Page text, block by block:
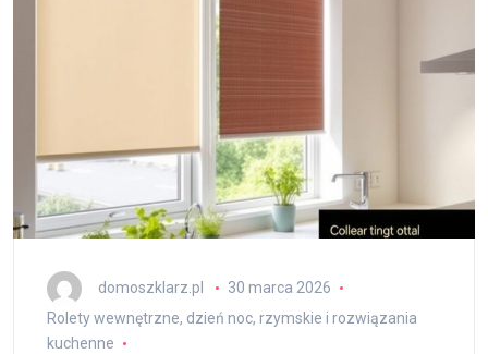
domoszklarz.pl
30 marca 2026
Rolety wewnętrzne, dzień noc, rzymskie i rozwiązania
kuchenne